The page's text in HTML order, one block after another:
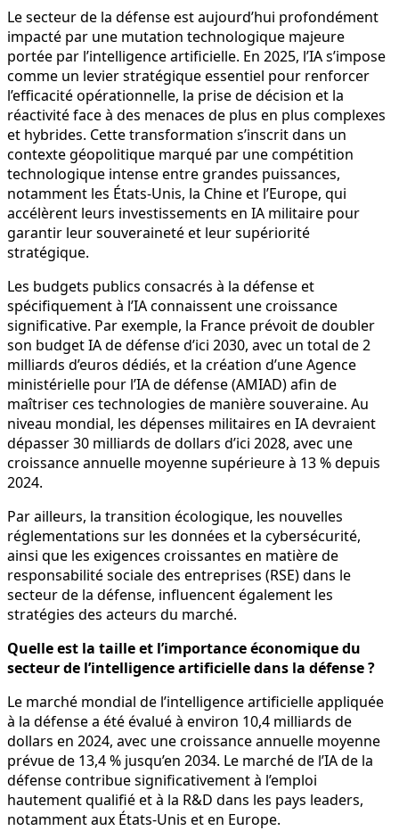
Le secteur de la défense est aujourd’hui profondément
impacté par une mutation technologique majeure
portée par l’intelligence artificielle. En 2025, l’IA s’impose
comme un levier stratégique essentiel pour renforcer
l’efficacité opérationnelle, la prise de décision et la
réactivité face à des menaces de plus en plus complexes
et hybrides. Cette transformation s’inscrit dans un
contexte géopolitique marqué par une compétition
technologique intense entre grandes puissances,
notamment les États-Unis, la Chine et l’Europe, qui
accélèrent leurs investissements en IA militaire pour
garantir leur souveraineté et leur supériorité
stratégique.
Les budgets publics consacrés à la défense et
spécifiquement à l’IA connaissent une croissance
significative. Par exemple, la France prévoit de doubler
son budget IA de défense d’ici 2030, avec un total de 2
milliards d’euros dédiés, et la création d’une Agence
ministérielle pour l’IA de défense (AMIAD) afin de
maîtriser ces technologies de manière souveraine. Au
niveau mondial, les dépenses militaires en IA devraient
dépasser 30 milliards de dollars d’ici 2028, avec une
croissance annuelle moyenne supérieure à 13 % depuis
2024.
Par ailleurs, la transition écologique, les nouvelles
réglementations sur les données et la cybersécurité,
ainsi que les exigences croissantes en matière de
responsabilité sociale des entreprises (RSE) dans le
secteur de la défense, influencent également les
stratégies des acteurs du marché.
Quelle est la taille et l’importance économique du
secteur de l’intelligence artificielle dans la défense ?
Le marché mondial de l’intelligence artificielle appliquée
à la défense a été évalué à environ 10,4 milliards de
dollars en 2024, avec une croissance annuelle moyenne
prévue de 13,4 % jusqu’en 2034. Le marché de l’IA de la
défense contribue significativement à l’emploi
hautement qualifié et à la R&D dans les pays leaders,
notamment aux États-Unis et en Europe.